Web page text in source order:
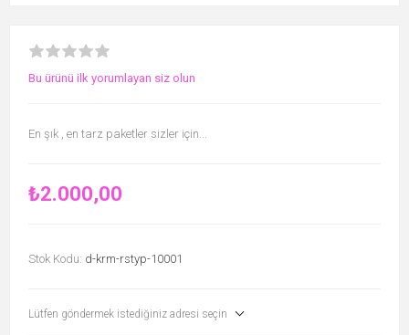
Bu ürünü ilk yorumlayan siz olun
En şık , en tarz paketler sizler için...
₺2.000,00
Stok Kodu: d-krm-rstyp-10001
Lütfen göndermek istediğiniz adresi seçin